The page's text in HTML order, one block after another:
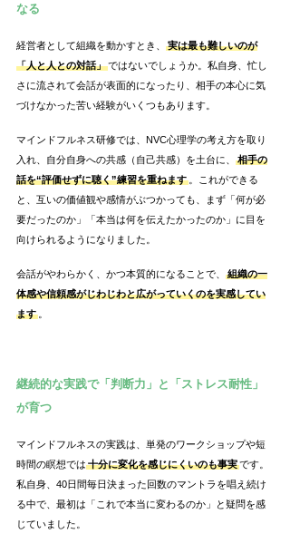
なる
経営者として組織を動かすとき、
実は最も難しいのが
「人と人との対話」ではないでしょうか。私自身、忙し
さに流されて会話が表面的になったり、相手の本心に気
づけなかった苦い経験がいくつもあります。
マインドフルネス研修では、NVC心理学の考え方を取り
入れ、自分自身への共感（自己共感）を土台に、
相手の
話を“評価せずに聴く”練習を重ねます 。これができる
と、互いの価値観や感情がぶつかっても、まず「何が必
要だったのか」「本当は何を伝えたかったのか」に目を
向けられるようになりました。
会話がやわらかく、かつ本質的になることで、
組織の一
体感や信頼感がじわじわと広がっていくのを実感してい
ます 。
継続的な実践で「判断力」と「ストレス耐性」
が育つ
マインドフルネスの実践は、単発のワークショップや短
時間の瞑想では 十分に変化を感じにくいのも事実です。
私自身、40日間毎日決まった回数のマントラを唱え続け
る中で、最初は「これで本当に変わるのか」と疑問を感
じていました。